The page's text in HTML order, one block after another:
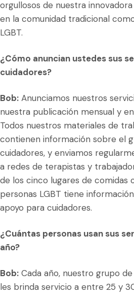
orgullosos de nuestra
en la comunidad tradicional
LGBT.
¿Cómo anuncian ustedes sus
cuidadores?
Bob: Anunciamos nuestros
nuestra publicación mensual y
Todos nuestros materiales de
contienen información sobre el
cuidadores, y enviamos
a redes de terapistas y
de los cinco lugares de comidas
personas LGBT tiene
apoyo para cuidadores.
¿Cuántas personas usan sus
año?
Bob: Cada año, nuestro grupo
les brinda servicio a entre 25 y